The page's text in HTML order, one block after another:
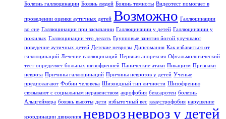
Болезнь галлюцинации Боязнь людей Боязнь темноты Видеотест помогает в
проведении оценки аутичных детей Возможно Галлюцинации
во сне Галлюцинации при засыпании Галлюцинации у детей Галлюцинации у
пожилых Галлюцинации что делать Групповые занятия йогой улучшают
поведение аутичных детей Детские неврозы Дипсомания Как избавиться от
галлюцинаций Лечение галлюцинаций Нервная анорексия Офтальмологический
тест определяет больных шизофренией Панические атаки Пикацизм Признаки
невроза Причины галлюцинаций Причины неврозов у детей Ученые
предполагают Фобии человека Шизоидный тип личности Шизофрению
связывают с социальным неравенством акрофобия бексаротен болезнь
Альцгеймера боязнь высоты дети избыточный вес клаустрофобия нарушение
координации движения неврозневроз у детей